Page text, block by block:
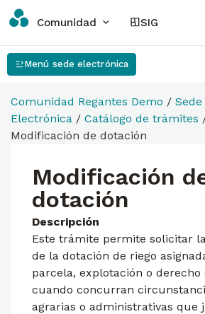
Comunidad SIG
Menú sede electrónica
Comunidad Regantes Demo / Sede
Electrónica / Catálogo de trámites
Modificación de dotación
Modificación
dotación
Descripción
Este trámite permite solicitar
de la dotación de riego
parcela, explotación o derecho
cuando concurran
agrarias o administrativas que